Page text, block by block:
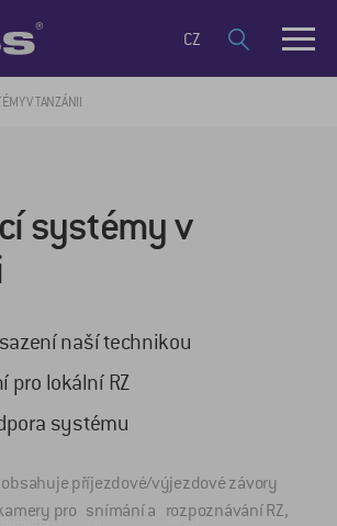
CZ
V TANZÁNII
systémy v
naší technikou
pro lokální RZ
systému
příjezdové/výjezdové závory
pro snímání a rozpoznávání RZ,